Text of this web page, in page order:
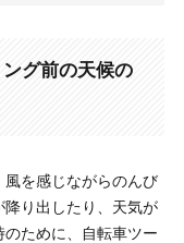
グ前の天候の
風を感じながらのんび
降り出したり、天気が
ために、自転車ツー